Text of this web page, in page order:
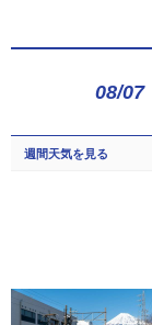
08/07
週間天気を見る